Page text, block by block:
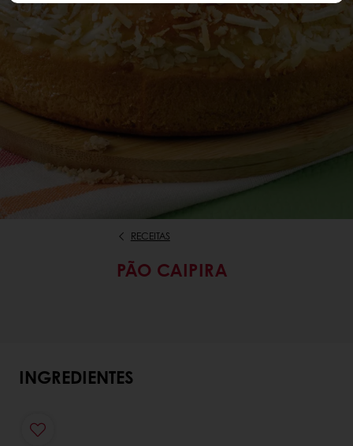
RECEITAS
PÃO CAIPIRA
INGREDIENTES